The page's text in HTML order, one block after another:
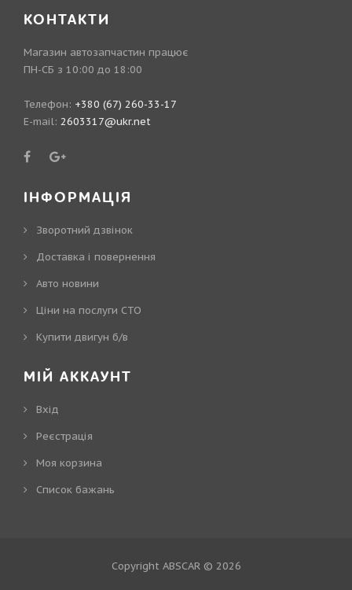
КОНТАКТИ
Магазин автозапчастин працює
ПН-СБ з 10:00 до 18:00
Телефон: +380 (67) 260-33-17
E-mail: 2603317@ukr.net
ІНФОРМАЦІЯ
Зворотний дзвінок
Доставка і повернення
Авто новини
Ціни на послуги СТО
Купити двигун б/в
МІЙ АККАУНТ
Вхід
Реєстрація
Моя корзина
Cписок бажань
Copyright ABSCAR © 2026